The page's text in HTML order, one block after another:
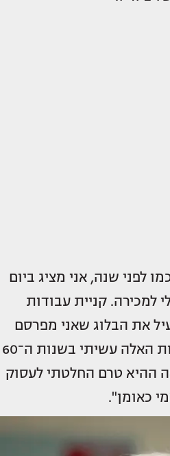
היום אני בן 84. כמו לפני שנה, אני מציג ביום
למכירה. קניית עבודות
את הבלוג שאני מפרסם
כבר 12 שנה. את העבודות האלה עשיתי בשנות ה־60
בתקופה ההיא טרם החלטתי לעסוק
כאומן".